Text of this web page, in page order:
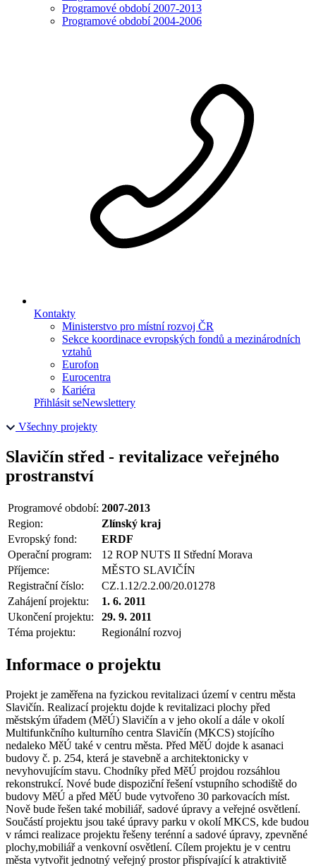
Programové období 2007-2013
Programové období 2004-2006
Kontakty
Ministerstvo pro místní rozvoj ČR
Sekce koordinace evropských fondů a mezinárodních
vztahů
Eurofon
Eurocentra
Kariéra
Přihlásit seNewslettery
Všechny projekty
Slavičín střed - revitalizace veřejného
prostranství
Programové období: 2007-2013
Region:
Zlínský kraj
Evropský fond:
ERDF
Operační program:
12 ROP NUTS II Střední Morava
Příjemce:
MĚSTO SLAVIČÍN
Registrační číslo:
CZ.1.12/2.2.00/20.01278
Zahájení projektu:
1. 6. 2011
Ukončení projektu:
29. 9. 2011
Téma projektu:
Regionální rozvoj
Informace o projektu
Projekt je zaměřena na fyzickou revitalizaci území v centru města
Slavičín. Realizací projektu dojde k revitalizaci plochy před
městským úřadem (MěÚ) Slavičín a v jeho okolí a dále v okolí
Multifunkčního kulturního centra Slavičín (MKCS) stojícího
nedaleko MěÚ také v centru města. Před MěÚ dojde k asanaci
budovy č. p. 254, která je stavebně a architektonicky v
nevyhovujícím stavu. Chodníky před MěÚ projdou rozsáhlou
rekonstrukcí. Nové bude dispoziční řešení vstupního schodiště do
budovy MěÚ a před MěÚ bude vytvořeno 30 parkovacích míst.
Nově bude řešen také mobiliář, sadové úpravy a veřejné osvětlení.
Součástí projektu jsou také úpravy parku v okolí MKCS, kde budou
v rámci realizace projektu řešeny terénní a sadové úpravy, zpevněné
plochy,mobiliář a venkovní osvětlení. Cílem projektu je v centru
města vytvořit jednotný veřejný prostor přispívající k atraktivitě